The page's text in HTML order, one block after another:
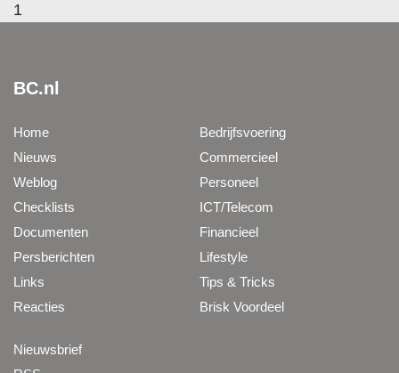
1
BC.nl
Home
Nieuws
Weblog
Checklists
Documenten
Persberichten
Links
Reacties
Bedrijfsvoering
Commercieel
Personeel
ICT/Telecom
Financieel
Lifestyle
Tips & Tricks
Brisk Voordeel
Nieuwsbrief